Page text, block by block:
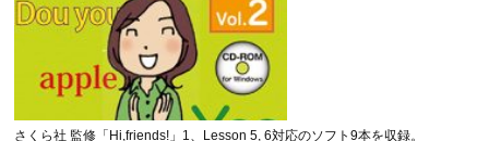
さくら社 監修「Hi,friends!」1、Lesson 5, 6対応のソフト9本を収録。